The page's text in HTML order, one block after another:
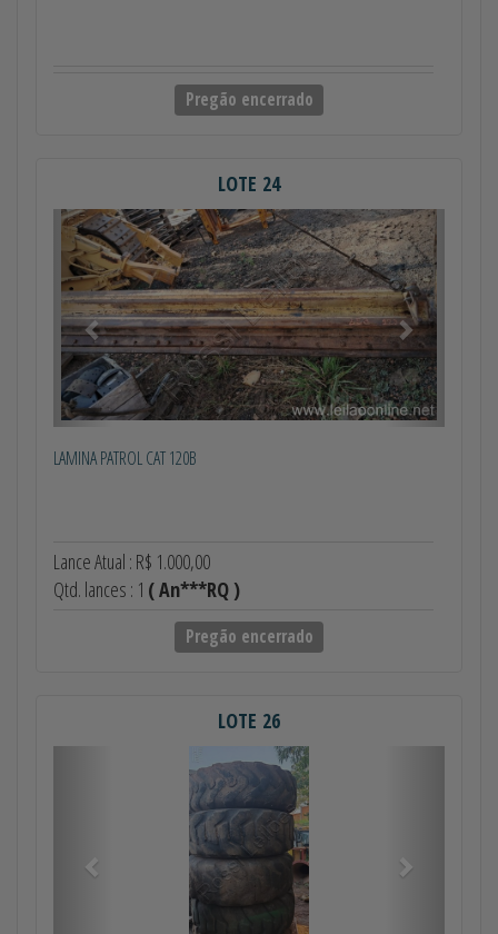
Pregão encerrado
LOTE 24
Anterior Próximo
LAMINA PATROL CAT 120B
Lance Atual : R$ 1.000,00
Qtd. lances : 1 ( An***RQ )
Pregão encerrado
LOTE 26